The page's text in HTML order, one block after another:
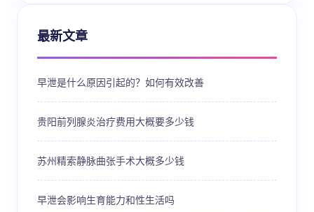
最新文章
早泄是什么原因引起的？如何有效改善
贵阳前列腺炎治疗费用大概要多少钱
苏州精索静脉曲张手术大概多少钱
早泄会影响生育能力和性生活吗